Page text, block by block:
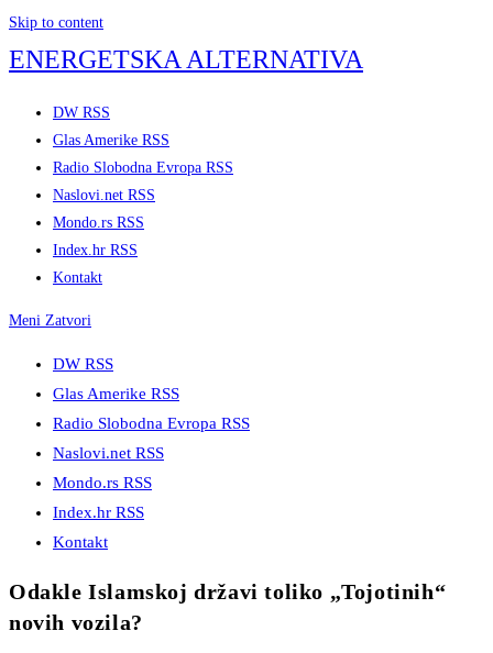
Skip to content
ENERGETSKA ALTERNATIVA
DW RSS
Glas Amerike RSS
Radio Slobodna Evropa RSS
Naslovi.net RSS
Mondo.rs RSS
Index.hr RSS
Kontakt
Meni Zatvori
DW RSS
Glas Amerike RSS
Radio Slobodna Evropa RSS
Naslovi.net RSS
Mondo.rs RSS
Index.hr RSS
Kontakt
Odakle Islamskoj državi toliko „Tojotinih“
novih vozila?